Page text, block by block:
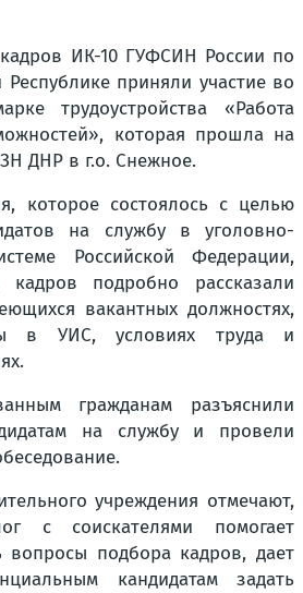
ИК-10 ГУФСИН России по
приняли участие во
трудоустройства «Работа
которая прошла на
ДНР в г.о. Снежное.
которое состоялось с целью
на службу в уголовно-
Российской Федерации,
кадров подробно рассказали
вакантных должностях,
в УИС, условиях труда и
гражданам разъяснили
на службу и провели
учреждения отмечают,
с соискателями помогает
вопросы подбора кадров, дает
кандидатам задать